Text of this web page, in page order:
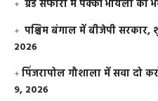
ग्रैंड सफारी में पक्की भायली का
पश्चिम बंगाल में बीजेपी सरकार,
2026
​पिंजरापोल गौशाला में सवा दो
9, 2026